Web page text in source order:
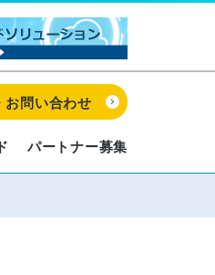
パートナー募集
お問い合わせ